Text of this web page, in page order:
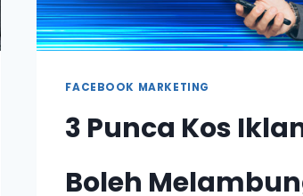
FACEBOOK MARKETING
3 Punca Kos
Boleh